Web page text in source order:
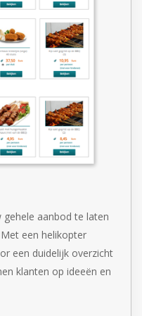
aanbod te laten
een helikopter
een duidelijk overzicht
klanten op ideeën en